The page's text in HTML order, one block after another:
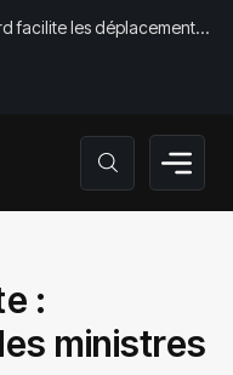
facilite les déplacements
:
ministres